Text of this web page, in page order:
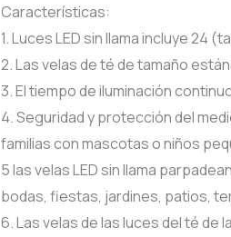
Características:
1. Luces LED sin llama incluye 24
2. Las velas de té de tamaño
3. El tiempo de iluminación
4. Seguridad y protección del
familias con mascotas o niños
5 las velas LED sin llama
bodas, fiestas, jardines, patios,
6. Las velas de las luces del té de